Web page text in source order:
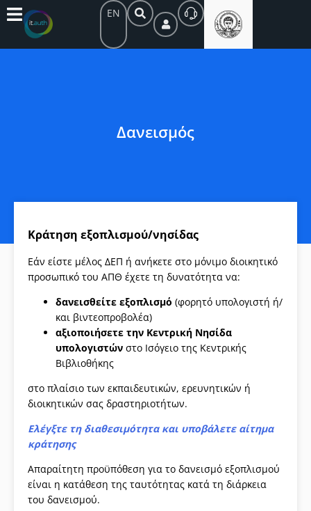
EN
Δανεισμός
Κράτηση εξοπλισμού/νησίδας
Εάν είστε μέλος ΔΕΠ ή ανήκετε στο μόνιμο διοικητικό
προσωπικό του ΑΠΘ έχετε τη δυνατότητα να:
δανεισθείτε εξοπλισμό (φορητό υπολογιστή ή/
και βιντεοπροβολέα)
αξιοποιήσετε την Κεντρική Νησίδα
υπολογιστών στο Ισόγειο της Κεντρικής
Βιβλιοθήκης
στο πλαίσιο των εκπαιδευτικών, ερευνητικών ή
διοικητικών σας δραστηριοτήτων.
Ελέγξτε τη διαθεσιμότητα και υποβάλετε αίτημα
κράτησης
Απαραίτητη προϋπόθεση για το δανεισμό εξοπλισμού
είναι η κατάθεση της ταυτότητας κατά τη διάρκεια
του δανεισμού.